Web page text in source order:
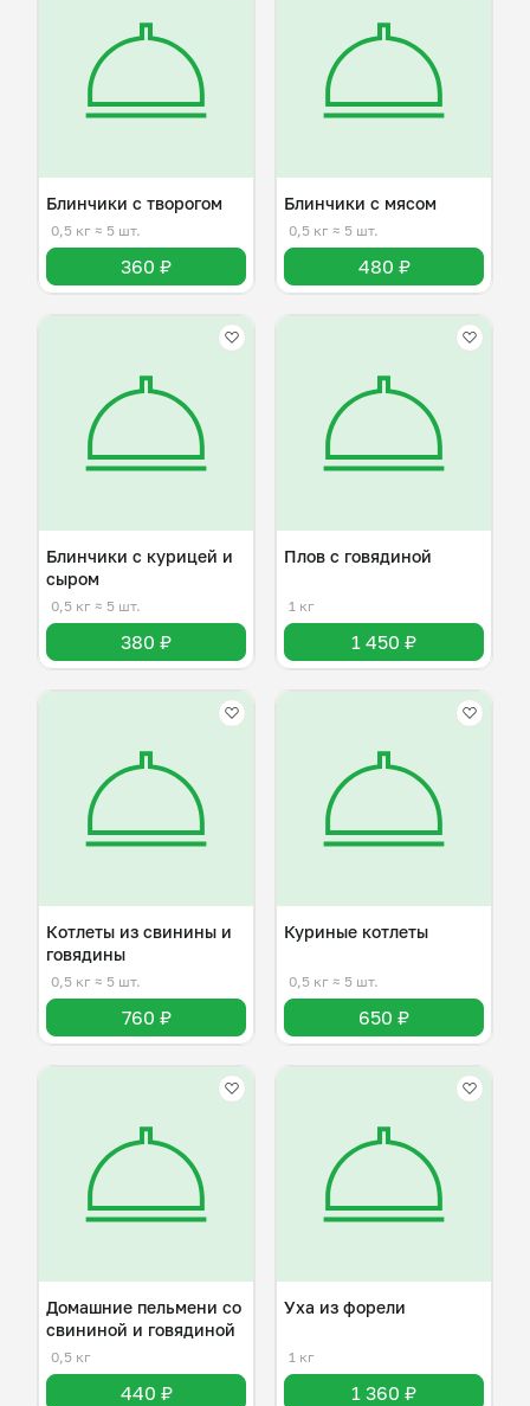
Блинчики с творогом
0,5 кг ≈ 5 шт.
360 ₽
Блинчики с мясом
0,5 кг ≈ 5 шт.
480 ₽
Блинчики с курицей и
сыром
0,5 кг ≈ 5 шт.
380 ₽
Плов с говядиной
1 кг
1 450 ₽
Котлеты из свинины и
говядины
0,5 кг ≈ 5 шт.
760 ₽
Куриные котлеты
0,5 кг ≈ 5 шт.
650 ₽
Домашние пельмени со
свининой и говядиной
0,5 кг
440 ₽
Уха из форели
1 кг
1 360 ₽